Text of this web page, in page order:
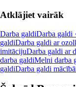
Atklājiet vairāk
Darba galdiDarba galdi
galdiDarba galdi ar
imitācijuDarba galdi ar
darba galdiMelni darba
galdiDarba galdi